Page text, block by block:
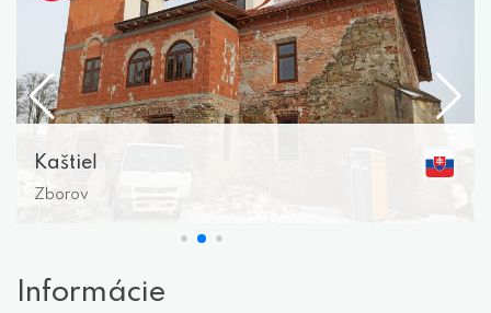
Kaštieľ
Zborov
Informácie